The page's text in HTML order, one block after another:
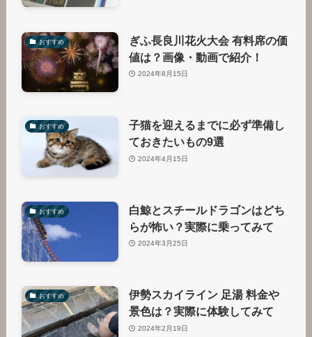
おすすめ
ぎふ長良川花火大会 有料席の価
値は？画像・動画で紹介！
2024年8月15日
おすすめ
子猫を迎えるまでに必ず準備し
ておきたいもの9選
2024年4月15日
おすすめ
白鯨とスチールドラゴンはどち
らが怖い？実際に乗ってみて
2024年3月25日
おすすめ
伊勢スカイライン 足湯 料金や
景色は？実際に体験してみて
2024年2月19日